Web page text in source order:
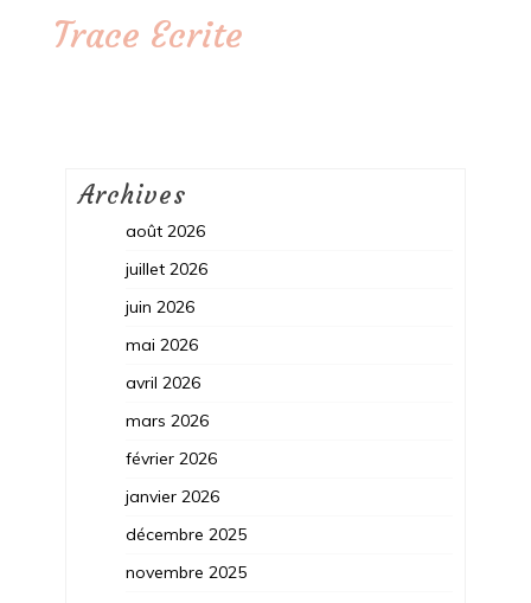
Trace Ecrite
Archives
août 2026
juillet 2026
juin 2026
mai 2026
avril 2026
mars 2026
février 2026
janvier 2026
décembre 2025
novembre 2025